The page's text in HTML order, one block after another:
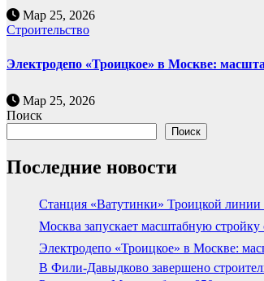
Мар 25, 2026
Строительство
Электродепо «Троицкое» в Москве:
Мар 25, 2026
Поиск
Поиск
Последние новости
Станция «Ватутинки» Троицкой
Москва запускает масштабную
Электродепо «Троицкое» в Москве:
В Фили-Давыдково завершено